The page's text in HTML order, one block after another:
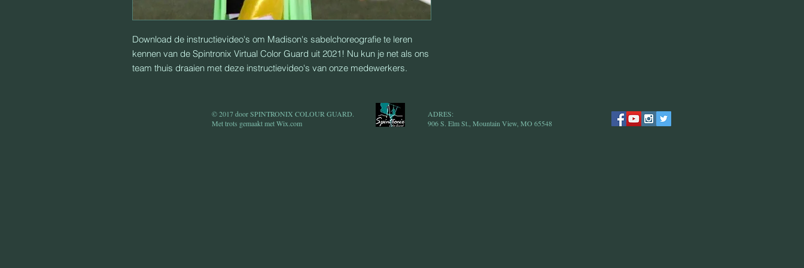
Download de instructievideo's om Madison's sabelchoreografie te leren
kennen van de Spintronix Virtual Color Guard uit 2021! Nu kun je net als ons
team thuis draaien met deze instructievideo's van onze medewerkers.
© 2017 door SPINTRONIX COLOUR GUARD.
Met trots gemaakt metWix.com
ADRES:
906 S. Elm St., Mountain View, MO 65548